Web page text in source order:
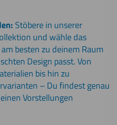
Stöbere in unserer
und wähle das
besten zu deinem Raum
Design passt. Von
bis hin zu
– Du findest genau
Vorstellungen